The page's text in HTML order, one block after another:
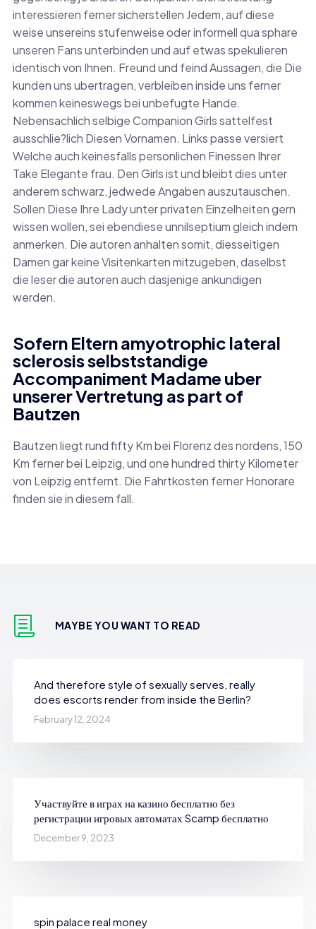
interessieren ferner sicherstellen Jedem, auf diese
weise unsereins stufenweise oder informell qua sphare
unseren Fans unterbinden und auf etwas spekulieren
identisch von Ihnen. Freund und feind Aussagen, die Die
kunden uns ubertragen, verbleiben inside uns ferner
kommen keineswegs bei unbefugte Hande.
Nebensachlich selbige Companion Girls sattelfest
ausschlie?lich Diesen Vornamen. Links passe versiert
Welche auch keinesfalls personlichen Finessen Ihrer
Take Elegante frau. Den Girls ist und bleibt dies unter
anderem schwarz, jedwede Angaben auszutauschen.
Sollen Diese Ihre Lady unter privaten Einzelheiten gern
wissen wollen, sei ebendiese unnilseptium gleich indem
anmerken. Die autoren anhalten somit, diesseitigen
Damen gar keine Visitenkarten mitzugeben, daselbst
die leser die autoren auch dasjenige ankundigen
werden.
Sofern Eltern amyotrophic lateral
sclerosis selbststandige
Accompaniment Madame uber
unserer Vertretung as part of
Bautzen
Bautzen liegt rund fifty Km bei Florenz des nordens, 150
Km ferner bei Leipzig, und one hundred thirty Kilometer
von Leipzig entfernt. Die Fahrtkosten ferner Honorare
finden sie in diesem fall.
MAYBE YOU WANT TO READ
And therefore style of sexually serves, really
does escorts render from inside the Berlin?
February 12, 2024
Участвуйте в играх на казино бесплатно без
регистрации игровых автоматах Scamp бесплатно
December 9, 2023
spin palace real money